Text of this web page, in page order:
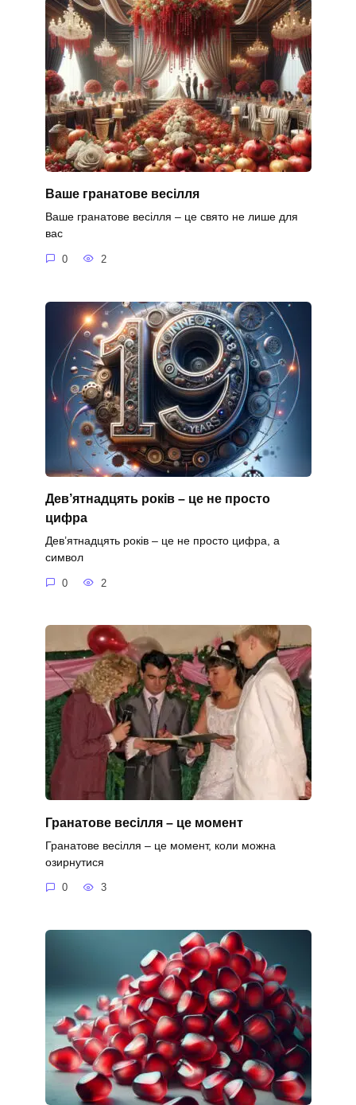
Ваше гранатове весілля
Ваше гранатове весілля – це свято не лише для
вас
0 2
Дев’ятнадцять років – це не просто
цифра
Дев’ятнадцять років – це не просто цифра, а
символ
0 2
Гранатове весілля – це момент
Гранатове весілля – це момент, коли можна
озирнутися
0 3